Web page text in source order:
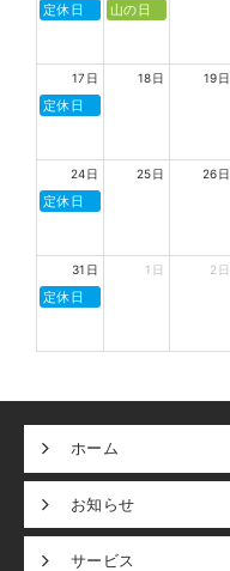
定休日 山の日
17日
定休日
18日 19日
24日
定休日
25日 26日
31日
定休日
1日 2日
ホーム
お知らせ
サービス